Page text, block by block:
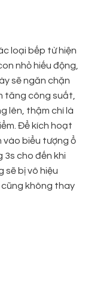
loại bếp từ hiện
nhỏ hiếu động,
sẽ ngăn chặn
tăng công suất,
lên, thậm chí là
Để kích hoạt
vào biểu tượng ổ
3s cho đến khi
sẽ bị vô hiệu
cũng không thay